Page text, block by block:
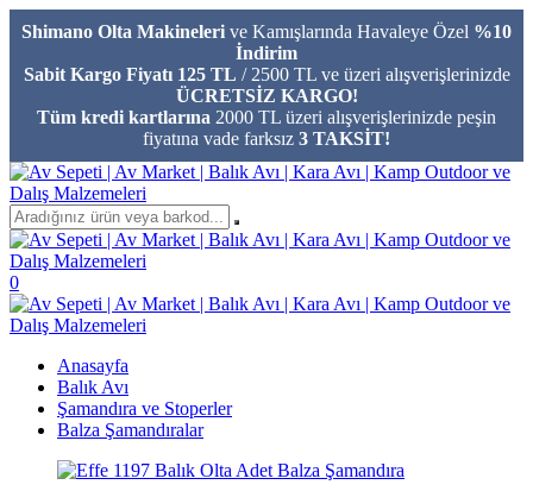
Shimano Olta Makineleri ve Kamışlarında Havaleye Özel %10
İndirim
Sabit Kargo Fiyatı 125 TL / 2500 TL ve üzeri alışverişlerinizde
ÜCRETSİZ KARGO!
Tüm kredi kartlarına 2000 TL üzeri alışverişlerinizde peşin
fiyatına vade farksız 3 TAKSİT!
0
Anasayfa
Balık Avı
Şamandıra ve Stoperler
Balza Şamandıralar